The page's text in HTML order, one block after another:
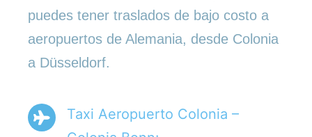
puedes tener traslados de bajo costo a
aeropuertos de Alemania, desde Colonia
a Düsseldorf.
Taxi Aeropuerto Colonia –